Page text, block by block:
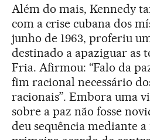
Além do mais, Kennedy
com a crise cubana dos
junho de 1963, proferiu
destinado a apaziguar as
Fria. Afirmou: “Falo da
fim racional necessário
racionais”. Embora uma
sobre a paz não fosse
deu sequência mediante a